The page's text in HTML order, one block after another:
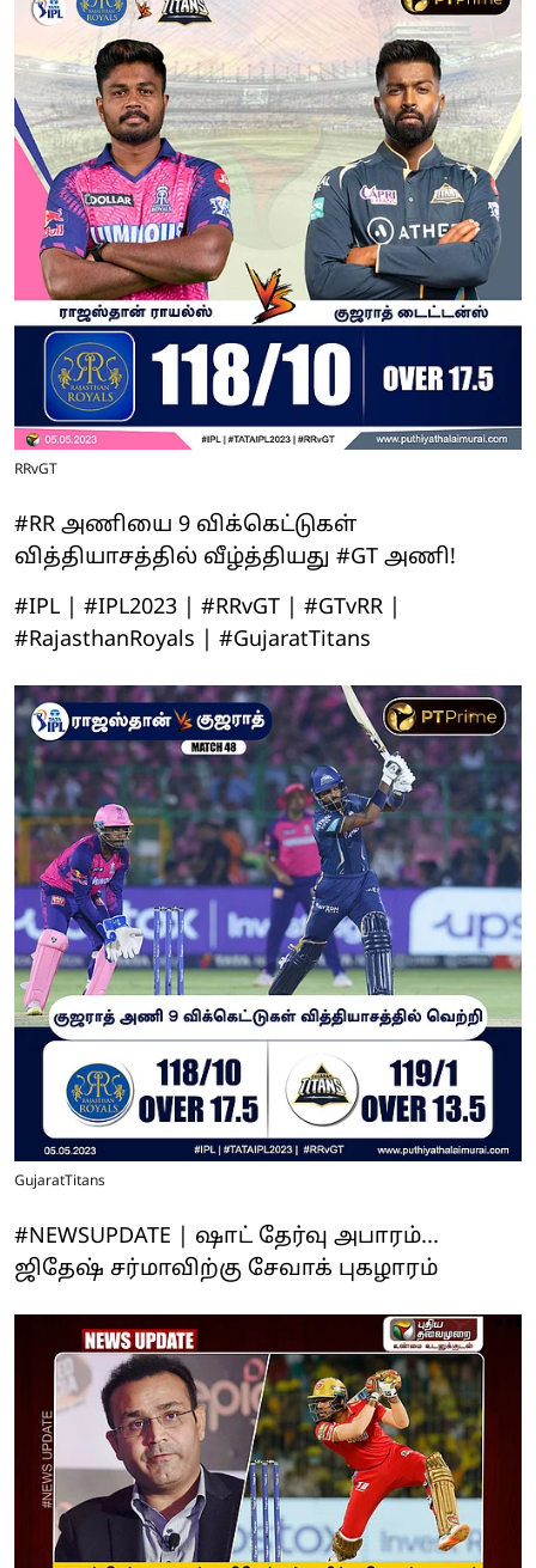
RRvGT
#RR அணியை 9 விக்கெட்டுகள்
வித்தியாசத்தில் வீழ்த்தியது #GT அணி!
#IPL | #IPL2023 | #RRvGT | #GTvRR |
#RajasthanRoyals | #GujaratTitans
GujaratTitans
#NEWSUPDATE | ஷாட் தேர்வு அபாரம்...
ஜிதேஷ் சர்மாவிற்கு சேவாக் புகழாரம்